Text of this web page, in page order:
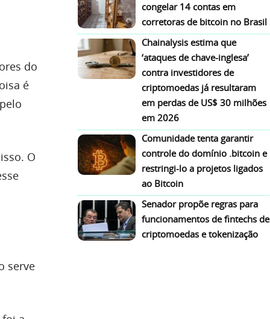
do
é
O
serve
congelar 14 contas em
corretoras de bitcoin no Brasil
Chainalysis estima que
‘ataques de chave-inglesa’
contra investidores de
criptomoedas já resultaram
em perdas de US$ 30 milhões
em 2026
Comunidade tenta garantir
controle do domínio .bitcoin e
restringi-lo a projetos ligados
ao Bitcoin
Senador propõe regras para
funcionamentos de fintechs de
criptomoedas e tokenização